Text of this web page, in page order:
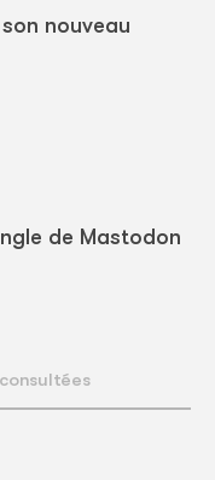
nouveau
de Mastodon